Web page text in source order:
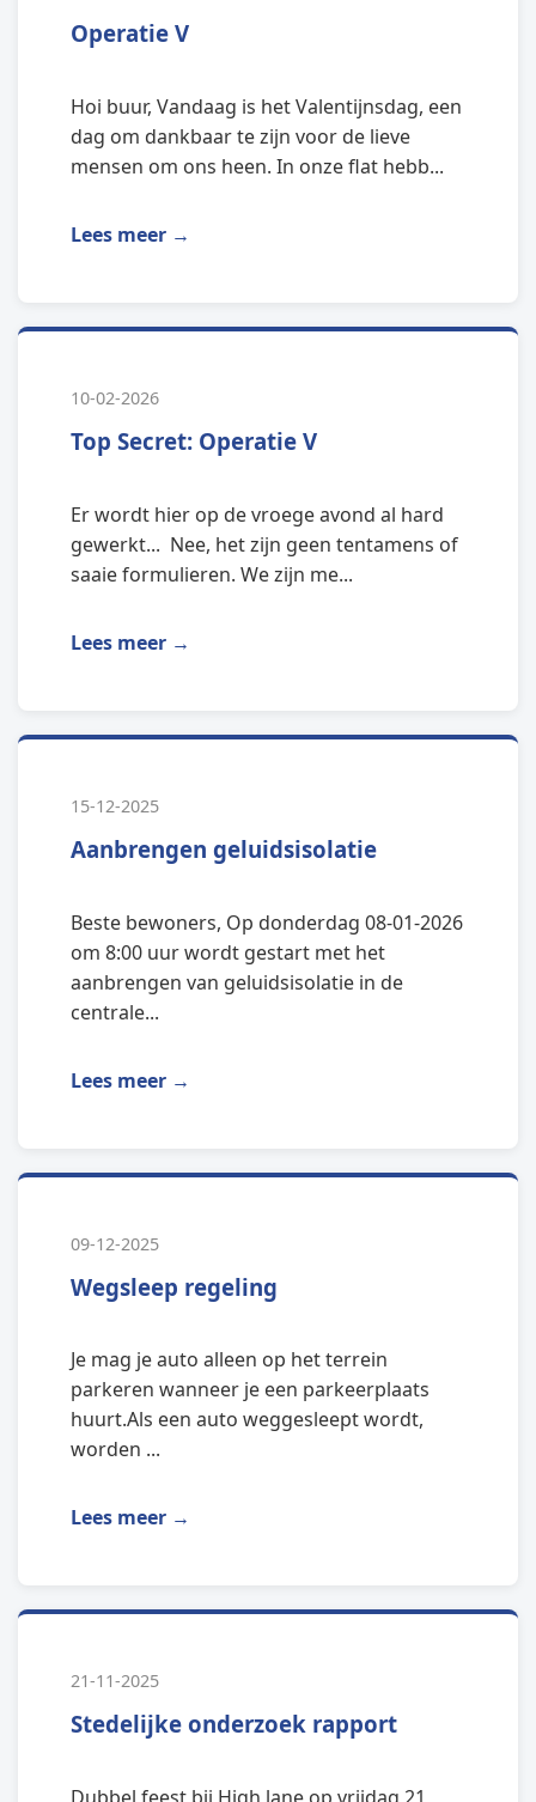
Operatie V
Hoi buur, Vandaag is het Valentijnsdag, een
dag om dankbaar te zijn voor de lieve
mensen om ons heen. In onze flat hebb...
Lees meer →
10-02-2026
Top Secret: Operatie V
Er wordt hier op de vroege avond al hard
gewerkt... Nee, het zijn geen tentamens of
saaie formulieren. We zijn me...
Lees meer →
15-12-2025
Aanbrengen geluidsisolatie
Beste bewoners, Op donderdag 08-01-2026
om 8:00 uur wordt gestart met het
aanbrengen van geluidsisolatie in de
centrale...
Lees meer →
09-12-2025
Wegsleep regeling
Je mag je auto alleen op het terrein
parkeren wanneer je een parkeerplaats
huurt.Als een auto weggesleept wordt,
worden ...
Lees meer →
21-11-2025
Stedelijke onderzoek rapport